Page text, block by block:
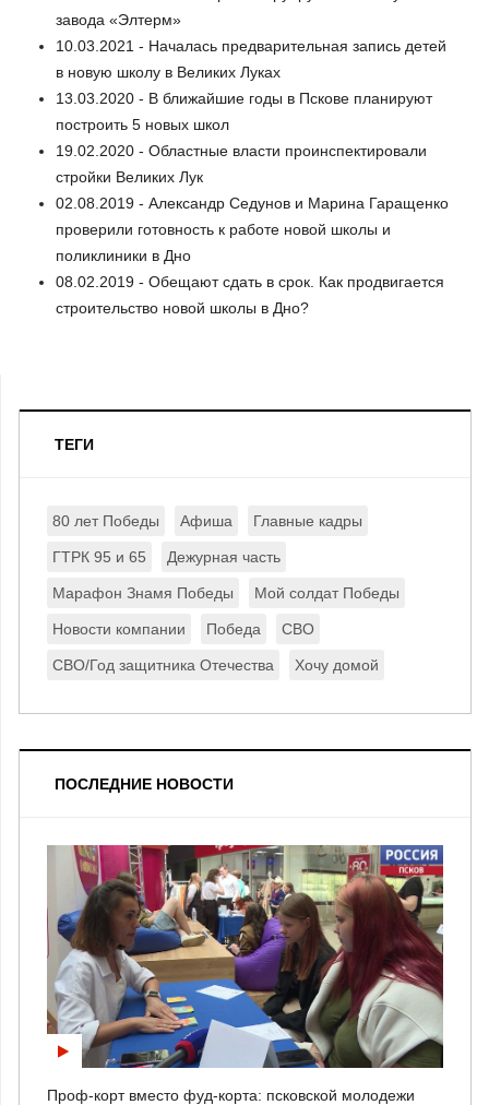
завода «Элтерм»
10.03.2021 - Началась предварительная запись детей
в новую школу в Великих Луках
13.03.2020 - В ближайшие годы в Пскове планируют
построить 5 новых школ
19.02.2020 - Областные власти проинспектировали
стройки Великих Лук
02.08.2019 - Александр Седунов и Марина Гаращенко
проверили готовность к работе новой школы и
поликлиники в Дно
08.02.2019 - Обещают сдать в срок. Как продвигается
строительство новой школы в Дно?
ТЕГИ
80 лет Победы Афиша Главные кадры
ГТРК 95 и 65 Дежурная часть
Марафон Знамя Победы Мой солдат Победы
Новости компании Победа СВО
СВО/Год защитника Отечества Хочу домой
ПОСЛЕДНИЕ НОВОСТИ
Проф-корт вместо фуд-корта: псковской молодежи